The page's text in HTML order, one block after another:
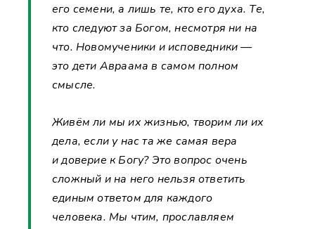
его семени, а лишь те, кто его духа. Те,
кто следуют за Богом, несмотря ни на
что. Новомученики и исповедники —
это дети Авраама в самом полном
смысле.
Живём ли мы их жизнью, творим ли их
дела, если у нас та же самая вера
и доверие к Богу? Это вопрос очень
сложный и на него нельзя ответить
единым ответом для каждого
человека. Мы чтим, прославляем